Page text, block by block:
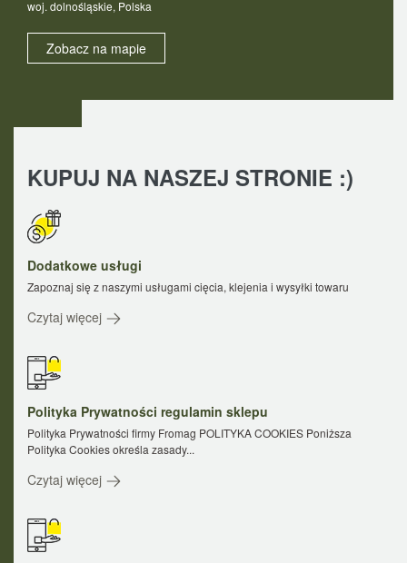
woj. dolnośląskie, Polska
Zobacz na mapie
KUPUJ NA NASZEJ STRONIE :)
Dodatkowe usługi
Zapoznaj się z naszymi usługami cięcia, klejenia i wysyłki towaru
Czytaj więcej
Polityka Prywatności regulamin sklepu
Polityka Prywatności firmy Fromag POLITYKA COOKIES Poniższa
Polityka Cookies określa zasady...
Czytaj więcej